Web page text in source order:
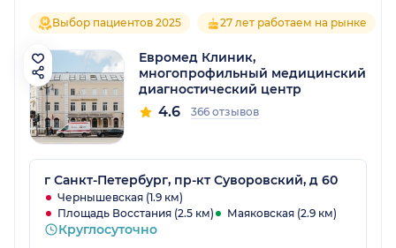
Выбор пациентов 2025 27 лет работаем на рынке
Евромед Клиник,
многопрофильный медицинский
диагностический центр
4.6 366 отзывов
г Санкт-Петербург, пр-кт Суворовский, д 60
Чернышевская (1.9 км)
Площадь Восстания (2.5 км)
Маяковская (2.9 км)
Круглосуточно